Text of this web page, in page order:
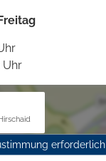
Uhr
erforderlich